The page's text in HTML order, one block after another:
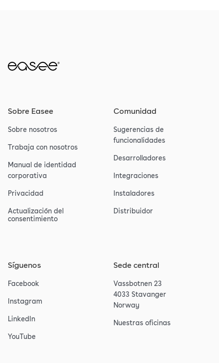
Sobre Easee
Sobre nosotros
Trabaja con nosotros
Manual de identidad
corporativa
Privacidad
Actualización del
consentimiento
Comunidad
Sugerencias de
funcionalidades
Desarrolladores
Integraciones
Instaladores
Distribuidor
Síguenos
Facebook
Instagram
LinkedIn
YouTube
Sede central
Vassbotnen 23
4033 Stavanger
Norway
Nuestras oficinas